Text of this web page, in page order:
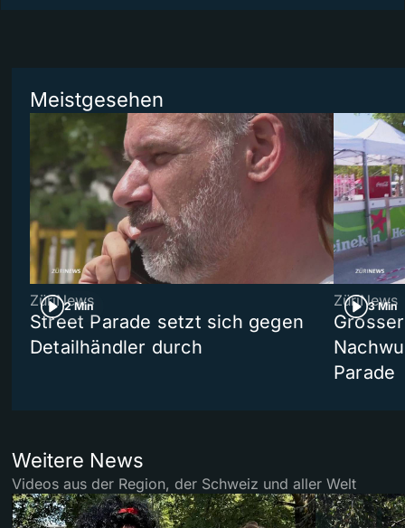
Meistgesehen
2 Min
ZüriNews
Street Parade setzt sich gegen
Detailhändler durch
3 Min
ZüriNews
Parade
Weitere News
Videos aus der Region, der Schweiz und aller Welt